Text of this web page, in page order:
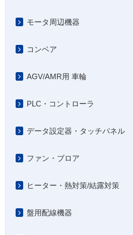
モータ周辺機器
コンベア
AGV/AMR用 車輪
PLC・コントローラ
データ設定器・タッチパネル
ファン・ブロア
ヒーター・熱対策/結露対策
盤用配線機器